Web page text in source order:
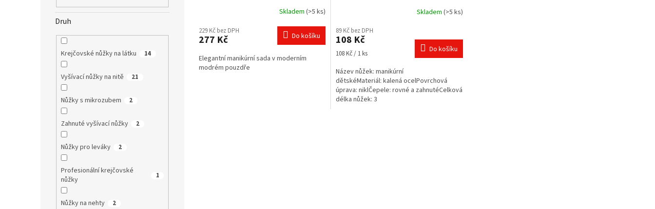
Druh
Krejčovské nůžky na látku 14
Vyšívací nůžky na nitě 21
Nůžky s mikrozubem 2
Zahnuté vyšívací nůžky 2
Nůžky pro leváky 2
Profesionální krejčovské
nůžky
1
Nůžky na nehty 2
Skladem (>5 ks)
229 Kč bez DPH
277 Kč Do košíku
Elegantní manikúrní sada v moderním
modrém pouzdře
produktu
je
4,0
5
hvězdiček.
Skladem (>5 ks)
89 Kč bez DPH
108 Kč
Měrná
108 Kč / 1 ks Do košíku
Název nůžek: manikúrní
dětskéMateriál: kalená ocelPovrchová
úprava: niklČepele: rovné a zahnutéCelková
délka nůžek: 3